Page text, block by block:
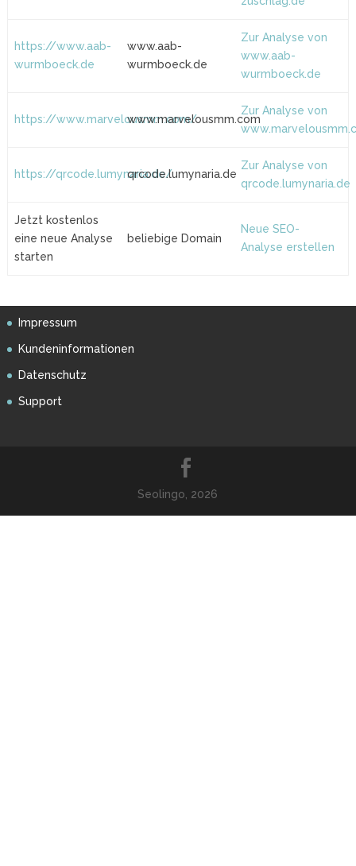
https://www.aab-
wurmboeck.de
www.aab-
wurmboeck.de
Zur Analyse von
www.aab-
wurmboeck.de
https://www.marvelousmm.com/
www.marvelousmm.com
Zur Analyse von
https://qrcode.lumynaria.de/qrcode.lumynaria.de
Zur Analyse von
qrcode.lumynaria.de
Jetzt kostenlos
eine neue Analyse
starten
beliebige Domain
Neue SEO-
Analyse erstellen
Impressum
Kundeninformationen
Datenschutz
Support
Seolingo, 2026